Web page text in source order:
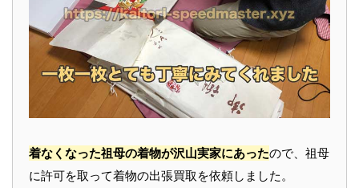
着なくなった祖母の着物が沢山実家にあったので、祖母
に許可を取って着物の出張買取を依頼しました。